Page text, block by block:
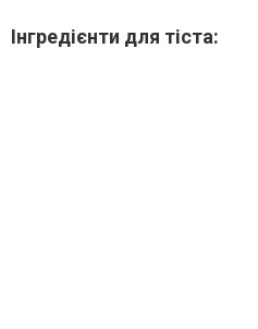
Інгредієнти для тіста: